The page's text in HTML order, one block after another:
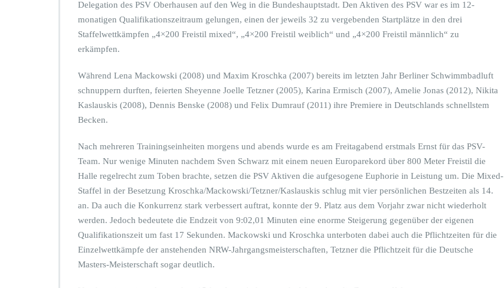
S
c
h
m
e
r
d
e
n
D
u
t
s
c
Delegation des PSV Oberhausen auf den Weg in die Bundeshauptstadt. Den Aktiven des PSV war es im 12-
monatigen Qualifikationszeitraum gelungen, einen der jeweils 32 zu vergebenden Startplätze in den drei
Staffelwettkämpfen „4×200 Freistil mixed“, „4×200 Freistil weiblich“ und „4×200 Freistil männlich“ zu
erkämpfen.
Während Lena Mackowski (2008) und Maxim Kroschka (2007) bereits im letzten Jahr Berliner Schwimmbadluft
schnuppern durften, feierten Sheyenne Joelle Tetzner (2005), Karina Ermisch (2007), Amelie Jonas (2012), Nikita
Kaslauskis (2008), Dennis Benske (2008) und Felix Dumrauf (2011) ihre Premiere in Deutschlands schnellstem
Becken.
Nach mehreren Trainingseinheiten morgens und abends wurde es am Freitagabend erstmals Ernst für das PSV-
Team. Nur wenige Minuten nachdem Sven Schwarz mit einem neuen Europarekord über 800 Meter Freistil die
Halle regelrecht zum Toben brachte, setzen die PSV Aktiven die aufgesogene Euphorie in Leistung um. Die Mixed-
Staffel in der Besetzung Kroschka/Mackowski/Tetzner/Kaslauskis schlug mit vier persönlichen Bestzeiten als 14.
an. Da auch die Konkurrenz stark verbessert auftrat, konnte der 9. Platz aus dem Vorjahr zwar nicht wiederholt
werden. Jedoch bedeutete die Endzeit von 9:02,01 Minuten eine enorme Steigerung gegenüber der eigenen
Qualifikationszeit um fast 17 Sekunden. Mackowski und Kroschka unterboten dabei auch die Pflichtzeiten für die
Einzelwettkämpfe der anstehenden NRW-Jahrgangsmeisterschaften, Tetzner die Pflichtzeit für die Deutsche
Masters-Meisterschaft sogar deutlich.